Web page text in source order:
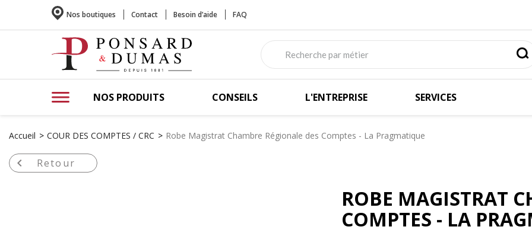
Nos boutiques Contact Besoin d’aide FAQ
NOS PRODUITS CONSEILS L'ENTREPRISE SERVICES
Accueil COUR DES COMPTES / CRC Robe Magistrat Chambre Régionale des Comptes - La Pragmatique
 Retour
ROBE MAGISTRAT
COMPTES - LA